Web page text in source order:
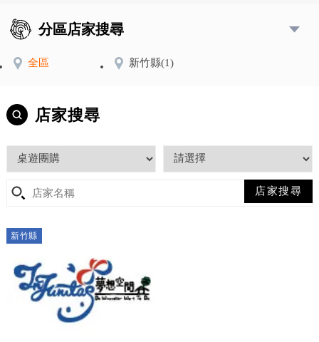
分區店家搜尋
全區 新竹縣(1)
店家搜尋
新竹縣